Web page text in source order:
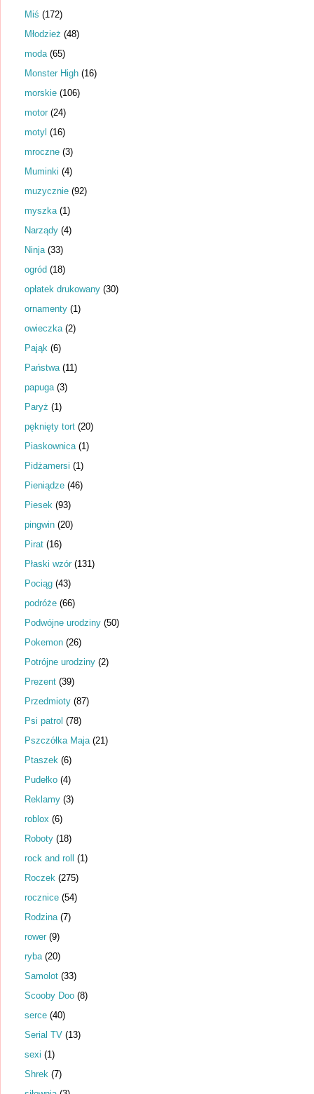
Miś (172)
Młodzież (48)
moda (65)
Monster High (16)
morskie (106)
motor (24)
motyl (16)
mroczne (3)
Muminki (4)
muzycznie (92)
myszka (1)
Narządy (4)
Ninja (33)
ogród (18)
opłatek drukowany (30)
ornamenty (1)
owieczka (2)
Pająk (6)
Państwa (11)
papuga (3)
Paryż (1)
pęknięty tort (20)
Piaskownica (1)
Pidżamersi (1)
Pieniądze (46)
Piesek (93)
pingwin (20)
Pirat (16)
Płaski wzór (131)
Pociąg (43)
podróże (66)
Podwójne urodziny (50)
Pokemon (26)
Potrójne urodziny (2)
Prezent (39)
Przedmioty (87)
Psi patrol (78)
Pszczółka Maja (21)
Ptaszek (6)
Pudełko (4)
Reklamy (3)
roblox (6)
Roboty (18)
rock and roll (1)
Roczek (275)
rocznice (54)
Rodzina (7)
rower (9)
ryba (20)
Samolot (33)
Scooby Doo (8)
serce (40)
Serial TV (13)
sexi (1)
Shrek (7)